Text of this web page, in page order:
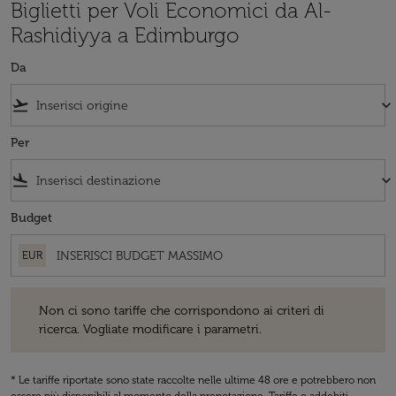
Biglietti per Voli Economici da Al-
Rashidiyya a Edimburgo
Da
flight_takeoff keyboard_arrow_down
Per
flight_land keyboard_arrow_down
Budget
EUR
Non ci sono tariffe che corrispondono ai criteri di
ricerca. Vogliate modificare i parametri.
* Le tariffe riportate sono state raccolte nelle ultime 48 ore e potrebbero non